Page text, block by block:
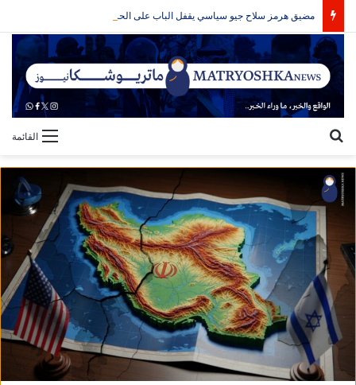
مضيق هرمز سلاح جيو سياسي يقفل الباب على الحرب
القائمة